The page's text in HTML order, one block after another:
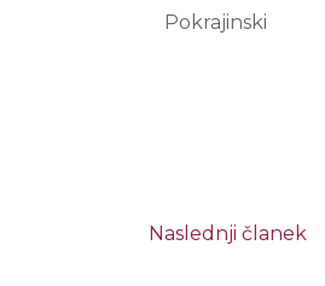
Naslednji članek